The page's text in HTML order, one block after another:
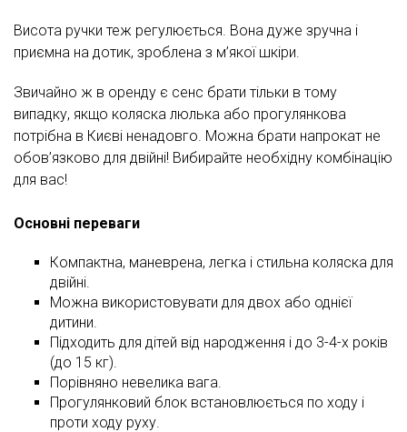
Висота ручки теж регулюється. Вона дуже зручна і
приємна на дотик, зроблена з м’якої шкіри.
Звичайно ж в оренду є сенс брати тільки в тому
випадку, якщо коляска люлька або прогулянкова
потрібна в Києві ненадовго. Можна брати напрокат не
обов’язково для двійні! Вибирайте необхідну комбінацію
для вас!
Основні переваги
Компактна, маневрена, легка і стильна коляска для
двійні.
Можна використовувати для двох або однієї
дитини.
Підходить для дітей від народження і до 3-4-х років
(до 15 кг).
Порівняно невелика вага.
Прогулянковий блок встановлюється по ходу і
проти ходу руху.